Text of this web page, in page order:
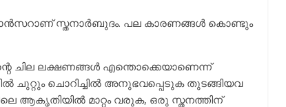
സ്തനാര്‍ബുദം. പല കാരണങ്ങള്‍ കൊണ്ടും
ചില ലക്ഷണങ്ങള്‍ എന്തൊക്കെയാണെന്ന്
ചുറ്റും ചൊറിച്ചില്‍ അനുഭവപ്പെടുക തുടങ്ങിയവ
ആകൃതിയില്‍ മാറ്റം വരുക, ഒരു സ്തനത്തിന്